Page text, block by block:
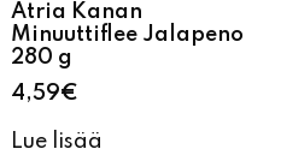
Atria Kanan
Minuuttiflee Jalapeno
280 g
4,59€
Lue lisää